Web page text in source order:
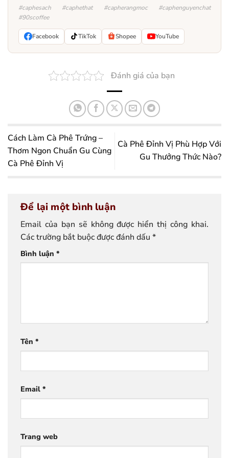
#caphesach #caphethat #capherangmoc #caphenguyenchat
#90scoffee
Facebook TikTok Shopee YouTube
Đánh giá của bạn
Cách Làm Cà Phê Trứng –
Thơm Ngon Chuẩn Gu Cùng
Cà Phê Đỉnh Vị
Cà Phê Đỉnh Vị Phù Hợp Với
Gu Thưởng Thức Nào?
Để lại một bình luận
Email của bạn sẽ không được hiển thị công khai.
Các trường bắt buộc được đánh dấu *
Bình luận *
Tên *
Email *
Trang web